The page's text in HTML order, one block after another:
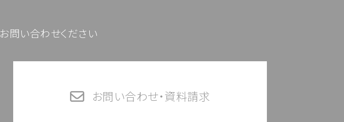
問い合わせください
お問い合わせ・資料請求